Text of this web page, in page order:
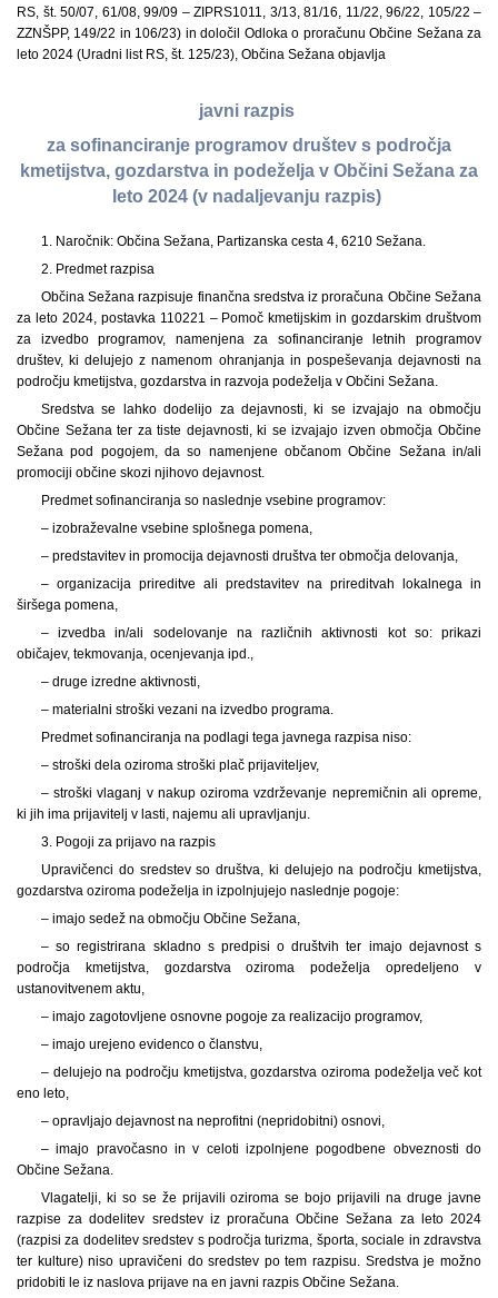
RS, št. 50/07, 61/08, 99/09 – ZIPRS1011, 3/13, 81/16, 11/22, 96/22, 105/22 –
ZZNŠPP, 149/22 in 106/23) in določil Odloka o proračunu Občine Sežana za
leto 2024 (Uradni list RS, št. 125/23), Občina Sežana objavlja
javni razpis
za sofinanciranje programov društev s področja
kmetijstva, gozdarstva in podeželja v Občini Sežana za
leto 2024 (v nadaljevanju razpis)
1. Naročnik: Občina Sežana, Partizanska cesta 4, 6210 Sežana.
2. Predmet razpisa
Občina Sežana razpisuje finančna sredstva iz proračuna Občine Sežana
za leto 2024, postavka 110221 – Pomoč kmetijskim in gozdarskim društvom
za izvedbo programov, namenjena za sofinanciranje letnih programov
društev, ki delujejo z namenom ohranjanja in pospeševanja dejavnosti na
področju kmetijstva, gozdarstva in razvoja podeželja v Občini Sežana.
Sredstva se lahko dodelijo za dejavnosti, ki se izvajajo na območju
Občine Sežana ter za tiste dejavnosti, ki se izvajajo izven območja Občine
Sežana pod pogojem, da so namenjene občanom Občine Sežana in/ali
promociji občine skozi njihovo dejavnost.
Predmet sofinanciranja so naslednje vsebine programov:
– izobraževalne vsebine splošnega pomena,
– predstavitev in promocija dejavnosti društva ter območja delovanja,
– organizacija prireditve ali predstavitev na prireditvah lokalnega in
širšega pomena,
– izvedba in/ali sodelovanje na različnih aktivnosti kot so: prikazi
običajev, tekmovanja, ocenjevanja ipd.,
– druge izredne aktivnosti,
– materialni stroški vezani na izvedbo programa.
Predmet sofinanciranja na podlagi tega javnega razpisa niso:
– stroški dela oziroma stroški plač prijaviteljev,
– stroški vlaganj v nakup oziroma vzdrževanje nepremičnin ali opreme,
ki jih ima prijavitelj v lasti, najemu ali upravljanju.
3. Pogoji za prijavo na razpis
Upravičenci do sredstev so društva, ki delujejo na področju kmetijstva,
gozdarstva oziroma podeželja in izpolnjujejo naslednje pogoje:
– imajo sedež na območju Občine Sežana,
– so registrirana skladno s predpisi o društvih ter imajo dejavnost s
področja kmetijstva, gozdarstva oziroma podeželja opredeljeno v
ustanovitvenem aktu,
– imajo zagotovljene osnovne pogoje za realizacijo programov,
– imajo urejeno evidenco o članstvu,
– delujejo na področju kmetijstva, gozdarstva oziroma podeželja več kot
eno leto,
– opravljajo dejavnost na neprofitni (nepridobitni) osnovi,
– imajo pravočasno in v celoti izpolnjene pogodbene obveznosti do
Občine Sežana.
Vlagatelji, ki so se že prijavili oziroma se bojo prijavili na druge javne
razpise za dodelitev sredstev iz proračuna Občine Sežana za leto 2024
(razpisi za dodelitev sredstev s področja turizma, športa, sociale in zdravstva
ter kulture) niso upravičeni do sredstev po tem razpisu. Sredstva je možno
pridobiti le iz naslova prijave na en javni razpis Občine Sežana.